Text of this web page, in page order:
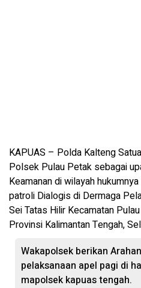
KAPUAS – Polda Kalteng
Polsek Pulau Petak sebagai
Keamanan di wilayah
patroli Dialogis di Dermaga
Sei Tatas Hilir Kecamatan
Provinsi Kalimantan Tengah,
Wakapolsek berikan
pelaksanaan apel pagi di
mapolsek kapuas tengah.